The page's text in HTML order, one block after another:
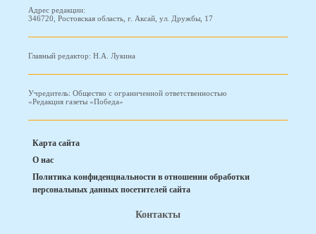
Адрес редакции:
346720, Ростовская область, г. Аксай, ул. Дружбы, 17
Главный редактор: Н.А. Лукина
Учредитель: Общество с ограниченной ответственностью
«Редакция газеты «Победа»
Карта сайта
О нас
Политика конфиденциальности в отношении обработки
персональных данных посетителей сайта
Контакты